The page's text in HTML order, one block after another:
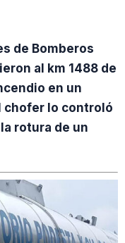
de Bomberos
al km 1488 de
en un
chofer lo controló
rotura de un